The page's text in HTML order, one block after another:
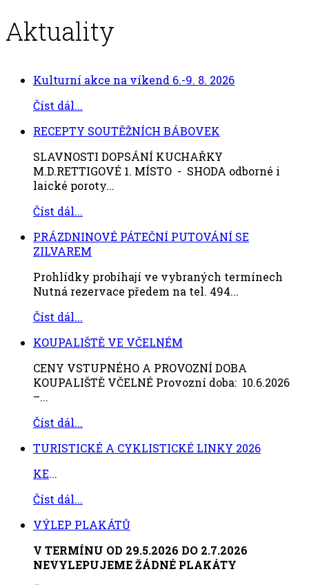
Aktuality
Kulturní akce na víkend 6.-9. 8. 2026
Číst dál...
RECEPTY SOUTĚŽNÍCH BÁBOVEK
SLAVNOSTI DOPSÁNÍ KUCHAŘKY
M.D.RETTIGOVÉ 1. MÍSTO - SHODA odborné i
laické poroty...
Číst dál...
PRÁZDNINOVÉ PÁTEČNÍ PUTOVÁNÍ SE
ZILVAREM
Prohlídky probíhají ve vybraných termínech
Nutná rezervace předem na tel. 494...
Číst dál...
KOUPALIŠTĚ VE VČELNÉM
CENY VSTUPNÉHO A PROVOZNÍ DOBA
KOUPALIŠTĚ VČELNÉ Provozní doba: 10.6.2026
–...
Číst dál...
TURISTICKÉ A CYKLISTICKÉ LINKY 2026
KE...
Číst dál...
VÝLEP PLAKÁTŮ
V TERMÍNU OD 29.5.2026 DO 2.7.2026
NEVYLEPUJEME ŽÁDNÉ PLAKÁTY